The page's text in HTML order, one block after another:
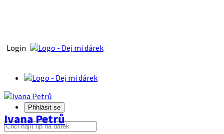
Login
Přihlásit se
Ivana Petrů